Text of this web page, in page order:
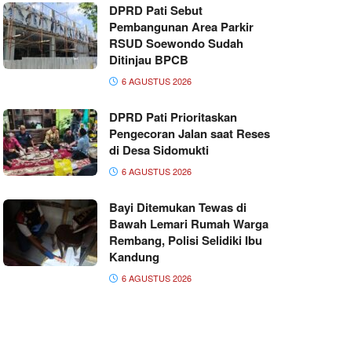
DPRD Pati Sebut
Pembangunan Area Parkir
RSUD Soewondo Sudah
Ditinjau BPCB
6 AGUSTUS 2026
DPRD Pati Prioritaskan
Pengecoran Jalan saat Reses
di Desa Sidomukti
6 AGUSTUS 2026
Bayi Ditemukan Tewas di
Bawah Lemari Rumah Warga
Rembang, Polisi Selidiki Ibu
Kandung
6 AGUSTUS 2026